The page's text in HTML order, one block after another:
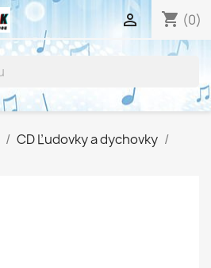
shopping_cart (0)

CD Ľudovky a dychovky